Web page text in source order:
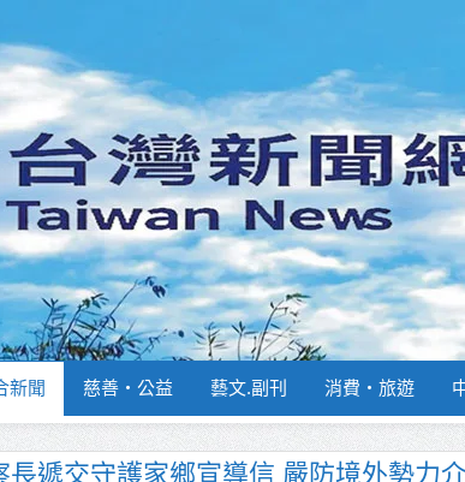
新聞 慈善‧公益 藝文.副刊 消費‧旅遊
高規格救護車 首配全自動電動擔架床